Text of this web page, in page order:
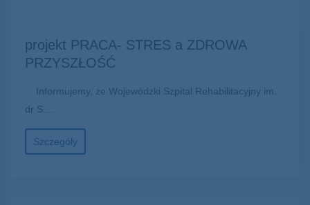
projekt PRACA- STRES a ZDROWA
PRZYSZŁOŚĆ
Informujemy, że Wojewódzki Szpital Rehabilitacyjny im.
dr S....
Szczegóły